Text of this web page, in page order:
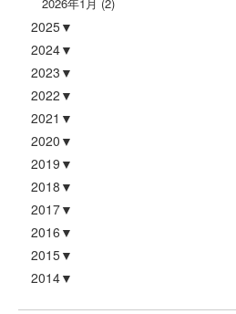
2025
2024
2023
2022
2021
2020
2019
2018
2017
2016
2015
2014